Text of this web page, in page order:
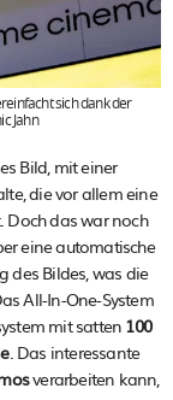
sich dank der
Jahn
Bild, mit einer
die vor allem eine
Doch das war noch
eine automatische
des Bildes, was die
All-In-One-System
mit satten 100
. Das interessante
verarbeiten kann,